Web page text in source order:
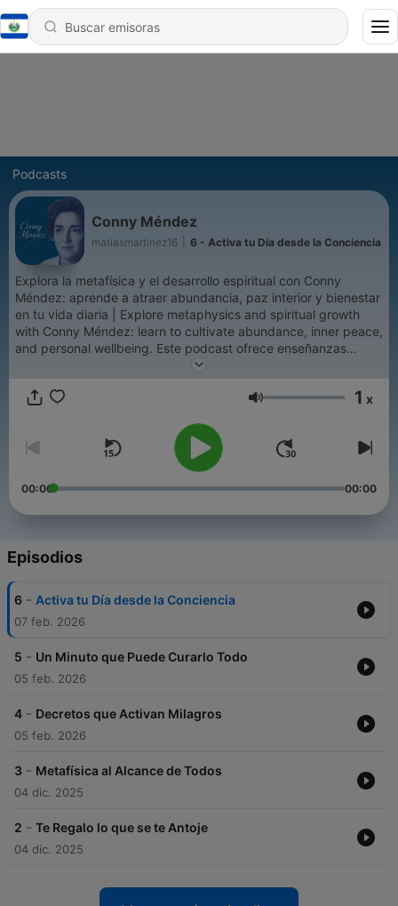
Podcasts
Conny Méndez
matiasmartinez16 6 - Activa tu Día desde la Conciencia
Explora la metafísica y el desarrollo espiritual con Conny
Méndez: aprende a atraer abundancia, paz interior y bienestar
en tu vida diaria | Explore metaphysics and spiritual growth
with Conny Méndez: learn to cultivate abundance, inner peace,
and personal wellbeing. Este podcast ofrece enseñanzas
prácticas y reflexiones profundas para ayudarte a transformar
armonía y propósito. Ideal para quienes buscan crecimiento
Volumen 1 x
00:00 00:00
Episodios
6 - Activa tu Día desde la Conciencia
07 feb. 2026
5 - Un Minuto que Puede Curarlo Todo
05 feb. 2026
4 - Decretos que Activan Milagros
05 feb. 2026
3 - Metafísica al Alcance de Todos
04 dic. 2025
2 - Te Regalo lo que se te Antoje
04 dic. 2025